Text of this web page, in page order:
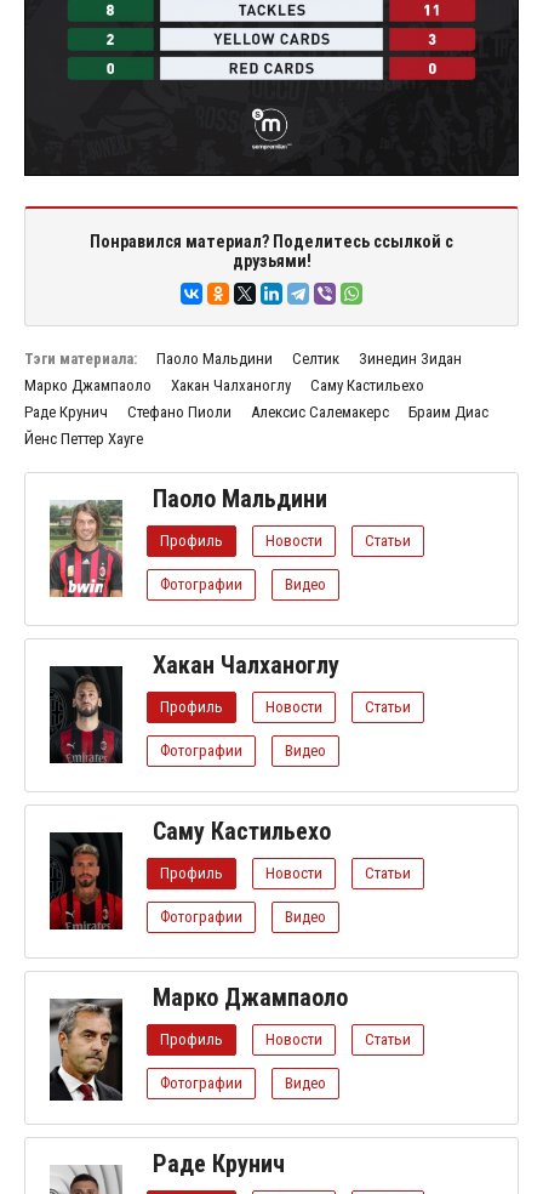
Понравился материал? Поделитесь ссылкой с
друзьями!
Тэги материала: Паоло Мальдини Селтик
Зинедин Зидан
Марко Джампаоло
Хакан Чалханоглу
Саму Кастильехо
Раде Крунич
Стефано Пиоли Алексис Салемакерс
Браим Диас
Йенс Петтер Хауге
Паоло Мальдини
Профиль Новости Статьи
Фотографии Видео
Хакан Чалханоглу
Профиль Новости Статьи
Фотографии Видео
Саму Кастильехо
Профиль Новости Статьи
Фотографии Видео
Марко Джампаоло
Профиль Новости Статьи
Фотографии Видео
Раде Крунич